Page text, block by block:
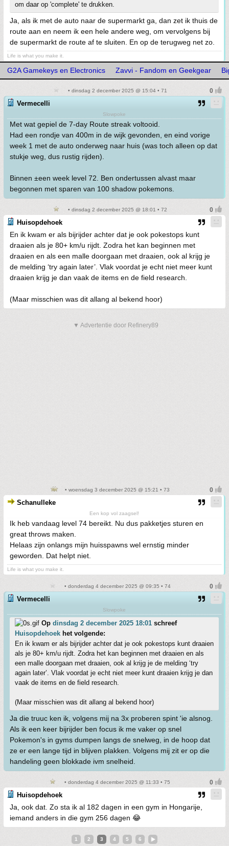
om daar op 'complete' te drukken.
Ja, als ik met de auto naar de supermarkt ga, dan zet ik thuis de
route aan en neem ik een hele andere weg, om vervolgens bij
de supermarkt de route af te sluiten. En op de terugweg net zo.
Life is what you make it.
G2A Gamekeys en Electronics Zavvi - Fandom en Geekgear
• dinsdag 2 december 2025 @ 15:04 • 71
Vermecelli
Slowpoke
Met wat gepiel de 7-day Route streak voltooid.
Had een rondje van 400m in de wijk gevonden, en eind vorige
week 1 met de auto onderweg naar huis (was toch alleen op dat
stukje weg, dus rustig rijden).
Binnen ±een week level 72. Ben ondertussen alvast maar
begonnen met sparen van 100 shadow pokemons.
• dinsdag 2 december 2025 @ 18:01 • 72
Huisopdehoek
En ik kwam er als bijrijder achter dat je ook pokestops kunt
draaien als je 80+ km/u rijdt. Zodra het kan beginnen met
draaien en als een malle doorgaan met draaien, ook al krijg je
de melding ‘try again later’. Vlak voordat je echt niet meer kunt
draaien krijg je dan vaak de items en de field research.
(Maar misschien was dit allang al bekend hoor)
▼ Advertentie door Refinery89
• woensdag 3 december 2025 @ 15:21 • 73
Schanulleke
Een kop vol zaagsel!
Ik heb vandaag level 74 bereikt. Nu dus pakketjes sturen en
great throws maken.
Helaas zijn onlangs mijn huisspawns wel ernstig minder
geworden. Dat helpt niet.
Life is what you make it.
• donderdag 4 december 2025 @ 09:35 • 74
Vermecelli
Slowpoke
Op dinsdag 2 december 2025 18:01 schreef
Huisopdehoek het volgende:
En ik kwam er als bijrijder achter dat je ook pokestops kunt draaien
als je 80+ km/u rijdt. Zodra het kan beginnen met draaien en als
een malle doorgaan met draaien, ook al krijg je de melding ‘try
again later’. Vlak voordat je echt niet meer kunt draaien krijg je dan
vaak de items en de field research.
(Maar misschien was dit allang al bekend hoor)
Ja die truuc ken ik, volgens mij na 3x proberen spint 'ie alsnog.
Als ik een keer bijrijder ben focus ik me vaker op snel
Pokemon's in gyms dumpen langs de snelweg, in de hoop dat
ze er een lange tijd in blijven plakken. Volgens mij zit er op die
handeling geen blokkade ivm snelheid.
• donderdag 4 december 2025 @ 11:33 • 75
Huisopdehoek
Ja, ook dat. Zo sta ik al 182 dagen in een gym in Hongarije,
iemand anders in die gym 256 dagen 😂
1 2 3 4 5 6